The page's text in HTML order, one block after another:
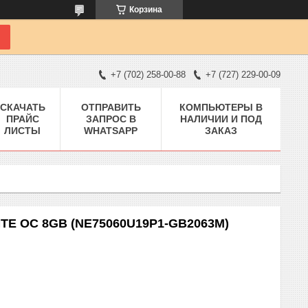
Корзина
+7 (702) 258-00-88 +7 (727) 229-00-09
СКАЧАТЬ
ПРАЙС
ЛИСТЫ
ОТПРАВИТЬ
ЗАПРОС В
WHATSAPP
КОМПЬЮТЕРЫ В
НАЛИЧИИ И ПОД
ЗАКАЗ
OC 8GB (NE75060U19P1-GB2063M)